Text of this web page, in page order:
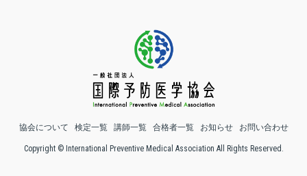
協会について 検定一覧 講師一覧 合格者一覧 お知らせ お問い合わせ
Copyright © International Preventive Medical Association All Rights Reserved.